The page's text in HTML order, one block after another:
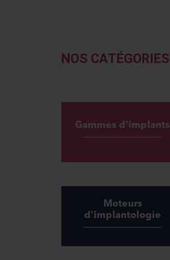
NOS CATÉGORIES
Gammes d'implants
Moteurs
d'implantologie